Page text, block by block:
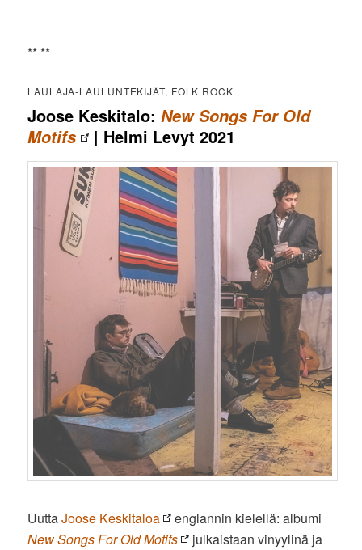
** **
LAULAJA-LAULUNTEKIJÄT, FOLK ROCK
Joose Keskitalo:New Songs For Old
Motifs
| Helmi Levyt 2021
UuttaJoose Keskitaloa
englannin kielellä: albumi
New Songs For Old Motifs
julkaistaan vinyylinä ja